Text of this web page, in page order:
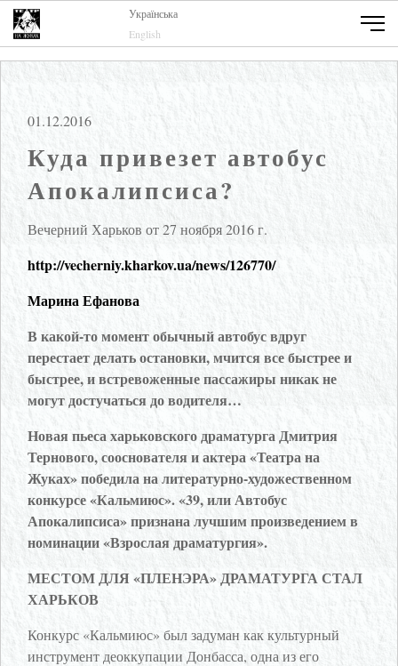
Українська
English
01.12.2016
Куда привезет автобус
Апокалипсиса?
Вечерний Харьков от 27 ноября 2016 г.
http://vecherniy.kharkov.ua/news/126770/
Марина Ефанова
В какой-то момент обычный автобус вдруг
перестает делать остановки, мчится все быстрее и
быстрее, и встревоженные пассажиры никак не
могут достучаться до водителя…
Новая пьеса харьковского драматурга Дмитрия
Тернового, сооснователя и актера «Театра на
Жуках» победила на литературно-художественном
конкурсе «Кальмиюс». «39, или Автобус
Апокалипсиса» признана лучшим произведением в
номинации «Взрослая драматургия».
МЕСТОМ ДЛЯ «ПЛЕНЭРА» ДРАМАТУРГА СТАЛ
ХАРЬКОВ
Конкурс «Кальмиюс» был задуман как культурный
инструмент деоккупации Донбасса, одна из его